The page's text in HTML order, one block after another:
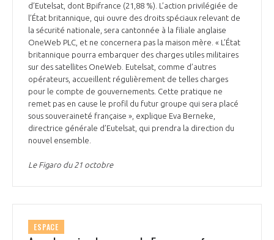
d’Eutelsat, dont Bpifrance (21,88 %). L’action privilégiée de
l’État britannique, qui ouvre des droits spéciaux relevant de
la sécurité nationale, sera cantonnée à la filiale anglaise
OneWeb PLC, et ne concernera pas la maison mère. « L’État
britannique pourra embarquer des charges utiles militaires
sur des satellites OneWeb. Eutelsat, comme d’autres
opérateurs, accueillent régulièrement de telles charges
pour le compte de gouvernements. Cette pratique ne
remet pas en cause le profil du futur groupe qui sera placé
sous souveraineté française », explique Eva Berneke,
directrice générale d’Eutelsat, qui prendra la direction du
nouvel ensemble.
Le Figaro du 21 octobre
ESPACE